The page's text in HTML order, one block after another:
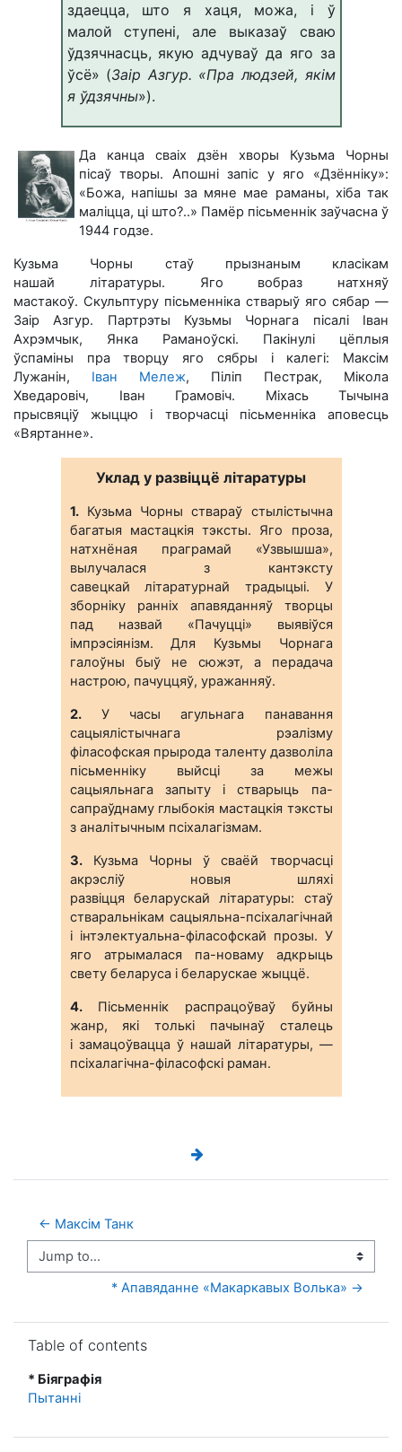
здаецца, што я хаця, можа, і ў
малойступені, але выказаў сваю
ўдзячнасць, якую адчуваў да яго за
ўсё» (Заір Азгур. «Пра людзей, якім
я ўдзячны»).
Да канца сваіх дзён хворы Кузьма Чорны
пісаў творы. Апошні запіс у яго «Дзённіку»:
«Божа, напішы за мяне мае раманы, хiба так
малiцца, цi што?..» Памёр пісьменнік заўчасна ў
1944 годзе.
Кузьма Чорны стаў прызнаным класікам
нашай літаратуры. Яго вобраз натхняў
мастакоў. Скульптуру пісьменніка стварыў яго сябар —
Заір Азгур. Партрэты Кузьмы Чорнага пісалі Іван
Ахрэмчык, Янка Раманоўскі. Пакінулі цёплыя
ўспаміны пра творцу яго сябры і калегі: Максім
Лужанін, Іван Мележ, Піліп Пестрак, Мікола
Хведаровіч, Іван Грамовіч. Міхась Тычына
прысвяціў жыццю і творчасці пісьменніка аповесць
«Вяртанне».
Уклад у развіццё літаратуры
1.Кузьма Чорны ствараў стылістычна
багатыя мастацкія тэксты. Яго проза,
натхнёная праграмай «Узвышша»,
вылучалася з кантэксту
савецкай літаратурнай традыцыі. У
зборніку ранніх апавяданняў творцы
пад назвай «Пачуцці» выявіўся
імпрэсіянізм. Для Кузьмы Чорнага
галоўны быў не сюжэт, а перадача
настрою, пачуццяў, уражанняў.
2.У часы агульнага панавання
сацыялістычнага рэалізму
філасофская прырода таленту дазволіла
пісьменніку выйсці за межы
сацыяльнага запыту і стварыць па-
сапраўднаму глыбокія мастацкія тэксты
з аналітычным псіхалагізмам.
3.Кузьма Чорны ў сваёй творчасці
акрэсліў новыя шляхі
развіцця беларускай літаратуры: стаў
стваральнікам сацыяльна-псіхалагічнай
і інтэлектуальна-філасофскай прозы. У
яго атрымалася па-новаму адкрыць
свету беларуса і беларускае жыццё.
4.Пісьменнік распрацоўваў буйны
жанр, які толькі пачынаў сталець
і замацоўвацца ў нашай літаратуры, —
псіхалагічна-філасофскі раман.
← Максім Танк
Jump to...
* Апавяданне «Макаркавых Волька» →
Table of contents
* Біяграфія
Пытанні